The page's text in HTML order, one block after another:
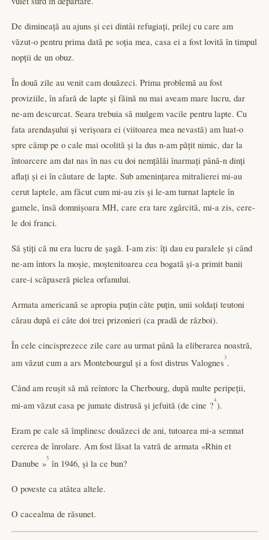
De dimineață au ajuns și cei dintâi refugiați, prilej cu care am
văzut-o pentru prima dată pe soția mea, casa ei a fost lovită în timpul
nopții de un obuz.
În două zile au venit cam douăzeci. Prima problemă au fost
proviziile, în afară de lapte și făină nu mai aveam mare lucru, dar
ne-am descurcat. Seara trebuia să mulgem vacile pentru lapte. Cu
fata arendașului și verișoara ei (viitoarea mea nevastă) am luat-o
spre câmp pe o cale mai ocolită și la dus n-am pățit nimic, dar la
întoarcere am dat nas în nas cu doi nemțălăi înarmați până-n dinți
aflați și ei în căutare de lapte. Sub amenințarea mitralierei mi-au
cerut laptele, am făcut cum mi-au zis și le-am turnat laptele în
gamele, însă domnișoara MH, care era tare zgârcită, mi-a zis, cere-
le doi franci.
Să știți că nu era lucru de șagă. I-am zis: îți dau eu paralele și când
ne-am întors la moșie, moștenitoarea cea bogată și-a primit banii
care-i scăpaseră pielea orfanului.
Armata americană se apropia puțin câte puțin, unii soldați teutoni
cărau după ei câte doi trei prizonieri (ca pradă de război).
În cele cincisprezece zile care au urmat până la eliberarea noastră,
am văzut cum a ars Montebourgul și a fost distrus Valognes3.
Când am reușit să mă reîntorc la Cherbourg, după multe peripeții,
mi-am văzut casa pe jumate distrusă și jefuită (de cine ?4).
Eram pe cale să împlinesc douăzeci de ani, tutoarea mi-a semnat
cererea de înrolare. Am fost lăsat la vatră de armata «Rhin et
Danube »5 în 1946, și la ce bun?
O poveste ca atâtea altele.
O cacealma de răsunet.